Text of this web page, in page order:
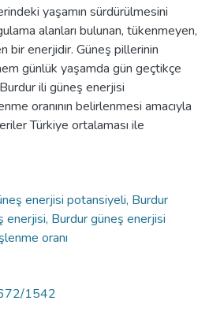
yaşamın sürdürülmesini
alanları bulunan, tükenmeyen,
bir enerjidir. Güneş pillerinin
günlük yaşamda gün geçtikçe
ili güneş enerjisi
oranının belirlenmesi amacıyla
Türkiye ortalaması ile
enerjisi potansiyeli, Burdur
enerjisi, Burdur güneş enerjisi
oranı
1542